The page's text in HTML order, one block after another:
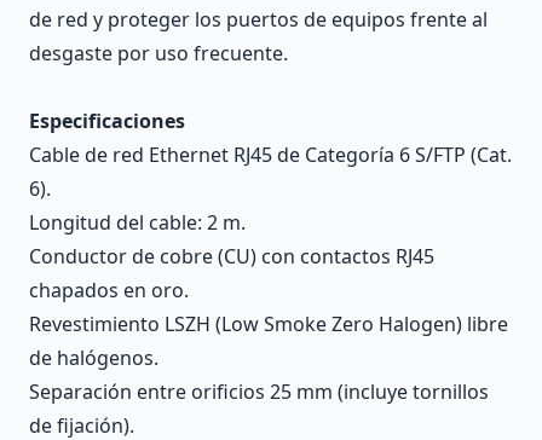
de red y proteger los puertos de equipos frente al
desgaste por uso frecuente.
Especificaciones
Cable de red Ethernet RJ45 de Categoría 6 S/FTP (Cat.
6).
Longitud del cable: 2 m.
Conductor de cobre (CU) con contactos RJ45
chapados en oro.
Revestimiento LSZH (Low Smoke Zero Halogen) libre
de halógenos.
Separación entre orificios 25 mm (incluye tornillos
de fijación).